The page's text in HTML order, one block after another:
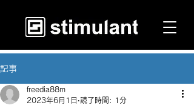
記事
freedia88m
2023年6月1日 読了時間: 1分